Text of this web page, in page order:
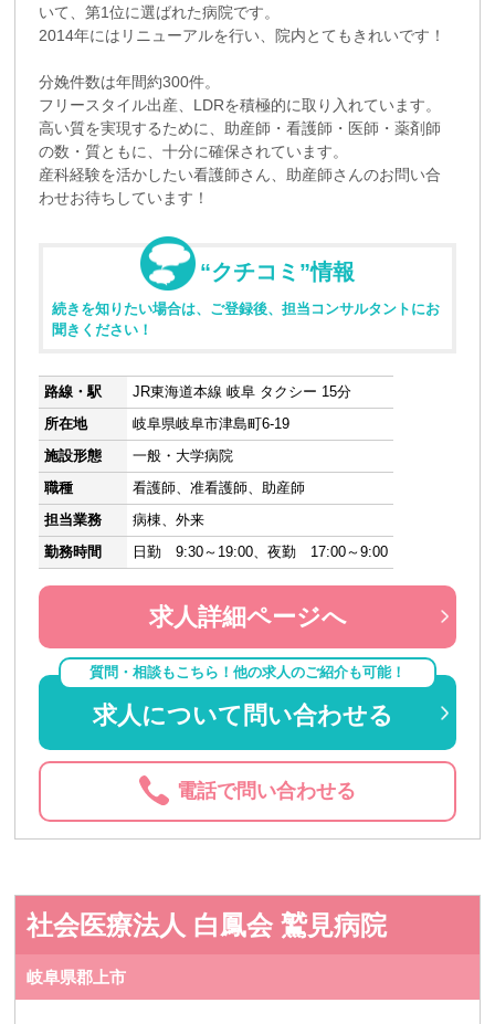
いて、第1位に選ばれた病院です。
2014年にはリニューアルを行い、院内とてもきれいです！
分娩件数は年間約300件。
フリースタイル出産、LDRを積極的に取り入れています。
高い質を実現するために、助産師・看護師・医師・薬剤師
の数・質ともに、十分に確保されています。
産科経験を活かしたい看護師さん、助産師さんのお問い合
わせお待ちしています！
“クチコミ”情報
続きを知りたい場合は、ご登録後、担当コンサルタントにお
聞きください！
路線・駅
JR東海道本線 岐阜 タクシー 15分
所在地
岐阜県岐阜市津島町6-19
施設形態
一般・大学病院
職種
看護師、准看護師、助産師
担当業務
病棟、外来
勤務時間
日勤 9:30～19:00、夜勤 17:00～9:00
求人詳細ページへ
質問・相談もこちら！他の求人のご紹介も可能！
求人について問い合わせる
電話で問い合わせる
社会医療法人 白鳳会 鷲見病院
岐阜県郡上市